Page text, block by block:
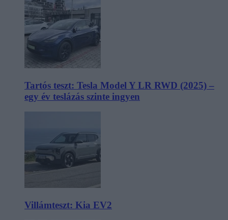
Tartós teszt: Tesla Model Y LR RWD (2025) –
egy év teslázás szinte ingyen
Villámteszt: Kia EV2